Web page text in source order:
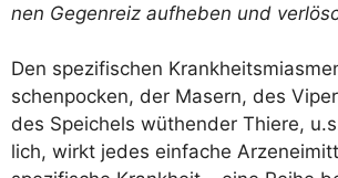
nen Gegen­reiz auf­he­ben und
Den spe­zi­fi­schen
schen­po­cken, der Masern, des
des Spei­chels wüt­hen­der Thie­re,
lich, wirkt jedes ein­fa­che